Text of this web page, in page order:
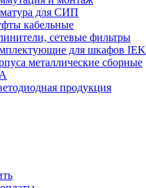
для СИП
кабельные
сетевые фильтры
для шкафов IEK
металлические сборные
продукция